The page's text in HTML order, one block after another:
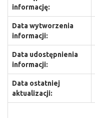
informację:
Data wytworzenia
informacji:
Data udostępnienia
informacji:
Data ostatniej
aktualizacji: